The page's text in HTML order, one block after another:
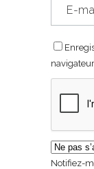
Notifiez-